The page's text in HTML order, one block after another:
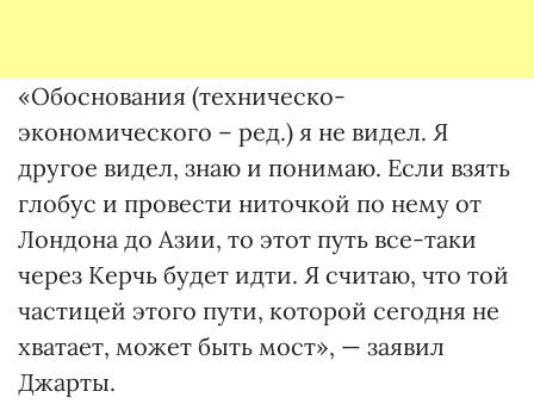
«Обоснования (техническо-
экономического – ред.) я не видел. Я
другое видел, знаю и понимаю. Если взять
глобус и провести ниточкой по нему от
Лондона до Азии, то этот путь все-таки
через Керчь будет идти. Я считаю, что той
частицей этого пути, которой сегодня не
хватает, может быть мост», — заявил
Джарты.